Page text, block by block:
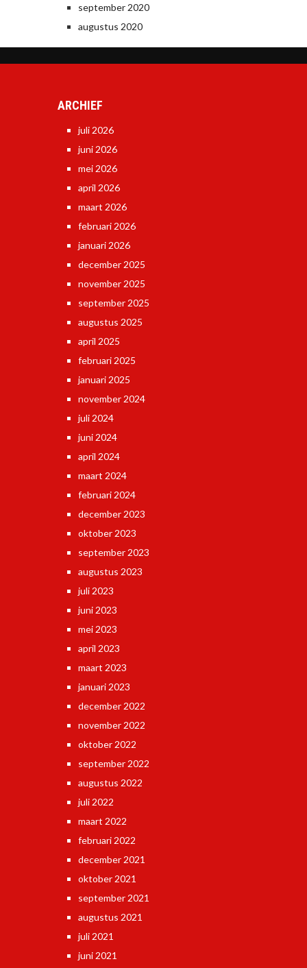
september 2020
augustus 2020
ARCHIEF
juli 2026
juni 2026
mei 2026
april 2026
maart 2026
februari 2026
januari 2026
december 2025
november 2025
september 2025
augustus 2025
april 2025
februari 2025
januari 2025
november 2024
juli 2024
juni 2024
april 2024
maart 2024
februari 2024
december 2023
oktober 2023
september 2023
augustus 2023
juli 2023
juni 2023
mei 2023
april 2023
maart 2023
januari 2023
december 2022
november 2022
oktober 2022
september 2022
augustus 2022
juli 2022
maart 2022
februari 2022
december 2021
oktober 2021
september 2021
augustus 2021
juli 2021
juni 2021